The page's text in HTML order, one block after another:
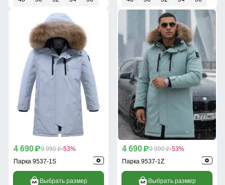
4 690 p9 990 p-53%
Парка 9537-1S
Выбрать размер
4 690 p9 990 p-53%
Парка 9537-1Z
Выбрать размер